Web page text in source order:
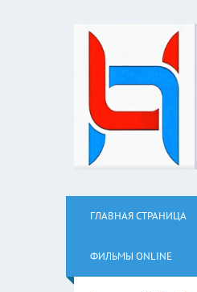
ГЛАВНАЯ СТРАНИЦА
ФИЛЬМЫ ОNLINE